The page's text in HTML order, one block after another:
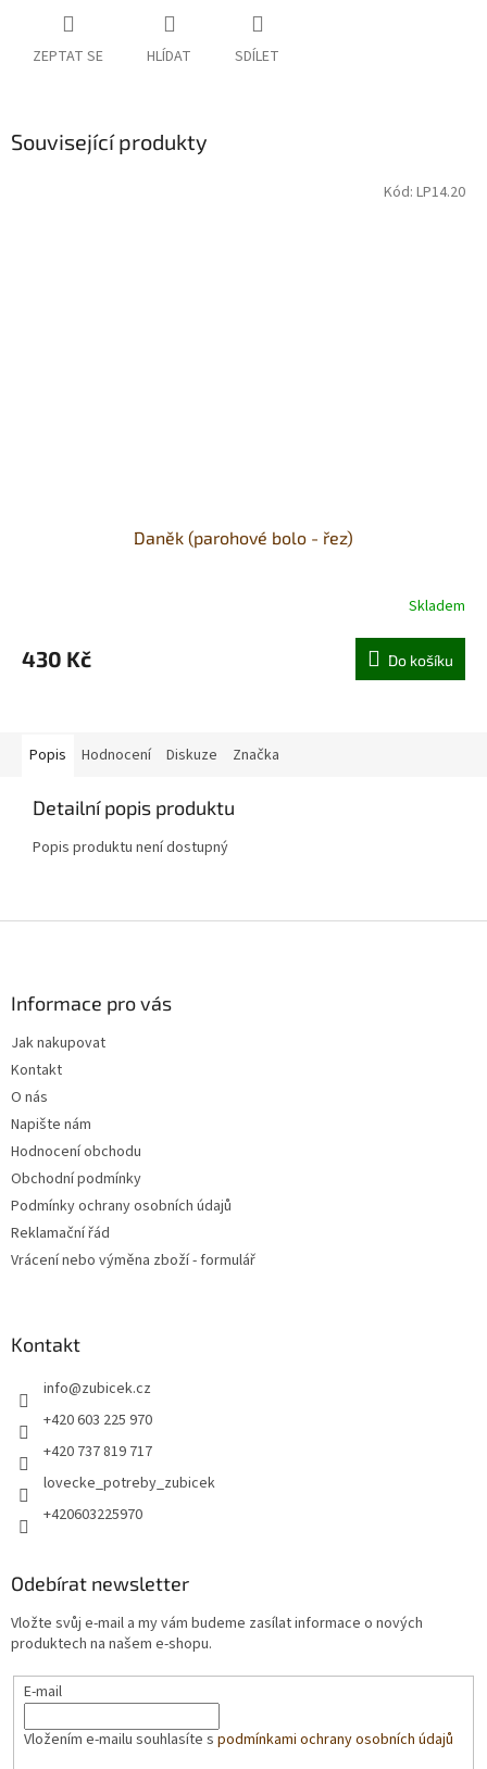
ZEPTAT SE HLÍDAT SDÍLET
Související produkty
Daněk (parohové bolo - řez)
Skladem
430 Kč Do košíku
Kód: LP14.20
Popis Hodnocení Diskuze Značka
Detailní popis produktu
Popis produktu není dostupný
Informace pro vás
Jak nakupovat
Kontakt
O nás
Napište nám
Hodnocení obchodu
Obchodní podmínky
Podmínky ochrany osobních údajů
Reklamační řád
Vrácení nebo výměna zboží - formulář
Kontakt
info@zubicek.cz
+420 603 225 970
+420 737 819 717
lovecke_potreby_zubicek
+420603225970
Odebírat newsletter
Vložte svůj e-mail a my vám budeme zasílat informace o nových
produktech na našem e-shopu.
E-mail
Vložením e-mailu souhlasíte s podmínkami ochrany osobních údajů